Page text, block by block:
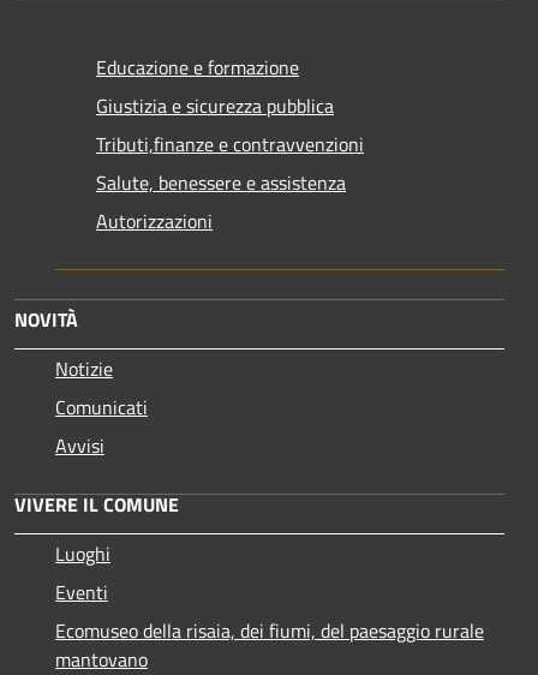
Educazione e formazione
Giustizia e sicurezza pubblica
Tributi,finanze e contravvenzioni
Salute, benessere e assistenza
Autorizzazioni
NOVITÀ
Notizie
Comunicati
Avvisi
VIVERE IL COMUNE
Luoghi
Eventi
Ecomuseo della risaia, dei fiumi, del paesaggio rurale
mantovano